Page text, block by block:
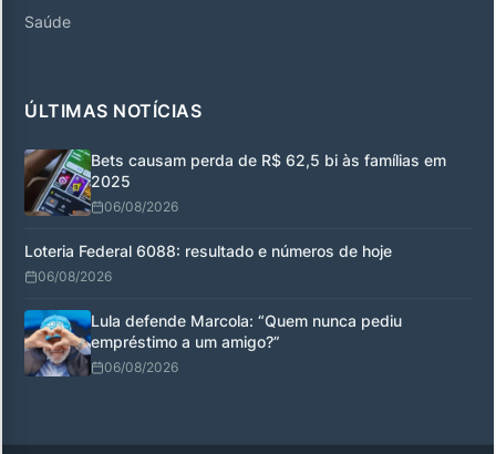
Saúde
ÚLTIMAS NOTÍCIAS
Bets causam perda de R$ 62,5 bi às famílias em
2025
06/08/2026
Loteria Federal 6088: resultado e números de hoje
06/08/2026
Lula defende Marcola: “Quem nunca pediu
empréstimo a um amigo?”
06/08/2026